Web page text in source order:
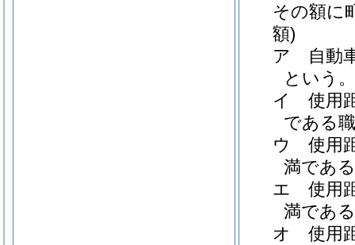
その額に
額)
ア
自動
という
イ
使用
である
ウ
使用
満であ
エ
使用
満であ
オ
使用